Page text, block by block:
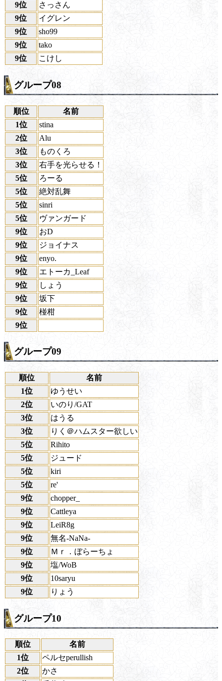
9位
さっさん
9位
イグレン
9位
sho99
9位
tako
9位
こけし
グループ08
順位
名前
1位
stina
2位
Alu
3位
ものくろ
3位
右手を光らせる！
5位
ろーる
5位
絶対乱舞
5位
sinri
5位
ヴァンガード
9位
おD
9位
ジョイナス
9位
enyo.
9位
エトーカ_Leaf
9位
しょう
9位
坂下
9位
椪柑
9位
グループ09
順位
名前
1位
ゆうせい
2位
いのり/GAT
3位
はうる
3位
りく＠ハムスター欲しい
5位
Rihito
5位
ジュード
5位
kiri
5位
re'
9位
chopper_
9位
Cattleya
9位
LeiR8g
9位
無名-NaNa-
9位
Ｍｒ．ぼらーちょ
9位
塩/WoB
9位
10saryu
9位
りょう
グループ10
順位
名前
1位
ペルセperullish
2位
かさ